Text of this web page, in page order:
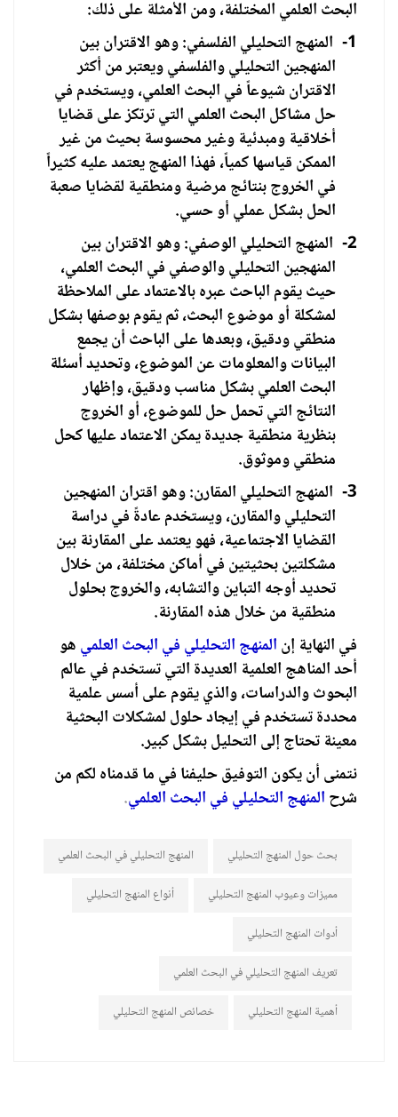
البحث العلمي المختلفة، ومن الأمثلة على ذلك:
1- المنهج التحليلي الفلسفي: وهو الاقتران بين
المنهجين التحليلي والفلسفي ويعتبر من أكثر
الاقتران شيوعاً في البحث العلمي، ويستخدم في
حل مشاكل البحث العلمي التي ترتكز على قضايا
أخلاقية ومبدئية وغير محسوسة بحيث من غير
الممكن قياسها كمياً، فهذا المنهج يعتمد عليه كثيراً
في الخروج بنتائج مرضية ومنطقية لقضايا صعبة
الحل بشكل عملي أو حسي.
2- المنهج التحليلي الوصفي: وهو الاقتران بين
المنهجين التحليلي والوصفي في البحث العلمي،
حيث يقوم الباحث عبره بالاعتماد على الملاحظة
لمشكلة أو موضوع البحث، ثم يقوم بوصفها بشكل
منطقي ودقيق، وبعدها على الباحث أن يجمع
البيانات والمعلومات عن الموضوع، وتحديد أسئلة
البحث العلمي بشكل مناسب ودقيق، وإظهار
النتائج التي تحمل حل للموضوع، أو الخروج
بنظرية منطقية جديدة يمكن الاعتماد عليها كحل
منطقي وموثوق.
3- المنهج التحليلي المقارن: وهو اقتران المنهجين
التحليلي والمقارن، ويستخدم عادةً في دراسة
القضايا الاجتماعية، فهو يعتمد على المقارنة بين
مشكلتين بحثيتين في أماكن مختلفة، من خلال
تحديد أوجه التباين والتشابه، والخروج بحلول
منطقية من خلال هذه المقارنة.
في النهاية إنالمنهج التحليلي في البحث العلميهو
أحد المناهج العلمية العديدة التي تستخدم في عالم
البحوث والدراسات، والذي يقوم على أسس علمية
محددة تستخدم في إيجاد حلول لمشكلات البحثية
معينة تحتاج إلى التحليل بشكل كبير.
نتمنى أن يكون التوفيق حليفنا في ما قدمناه لكم من
شرحالمنهج التحليلي في البحث العلمي.
المنهج التحليلي في البحث العلمي
بحث حول المنهج التحليلي
أنواع المنهج التحليلي
مميزات وعيوب المنهج التحليلي
أدوات المنهج التحليلي
تعريف المنهج التحليلي في البحث العلمي
خصائص المنهج التحليلي
أهمية المنهج التحليلي